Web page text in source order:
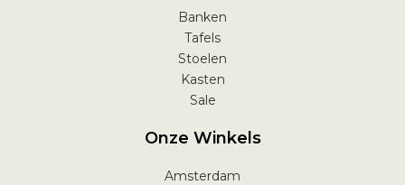
Banken
Tafels
Stoelen
Kasten
Sale
Onze Winkels
Amsterdam